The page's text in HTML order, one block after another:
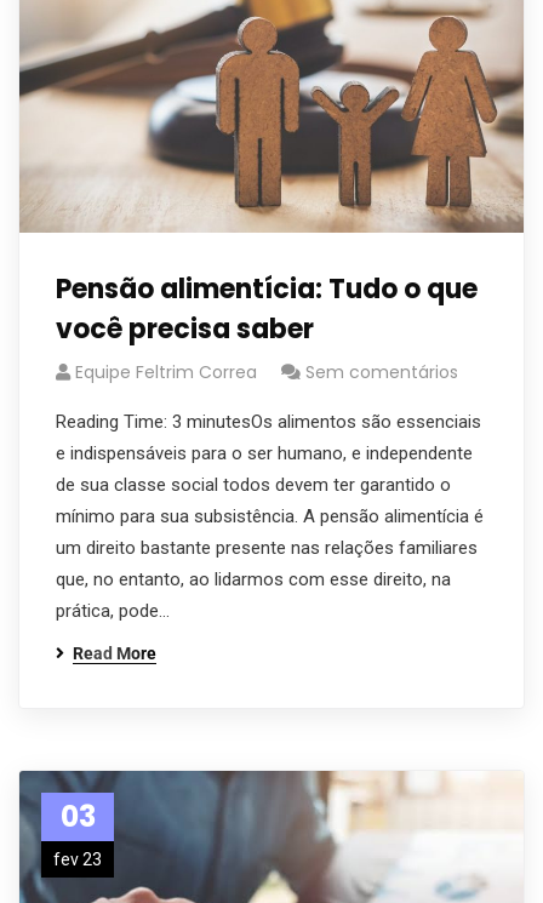
Pensão alimentícia: Tudo o que
você precisa saber
Equipe Feltrim Correa Sem comentários
Reading Time: 3 minutesOs alimentos são essenciais
e indispensáveis para o ser humano, e independente
de sua classe social todos devem ter garantido o
mínimo para sua subsistência. A pensão alimentícia é
um direito bastante presente nas relações familiares
que, no entanto, ao lidarmos com esse direito, na
prática, pode…
Read More
03
fev 23